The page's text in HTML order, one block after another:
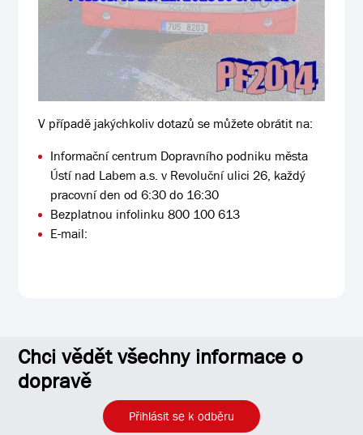
V případě jakýchkoliv dotazů se můžete obrátit na:
Informační centrum Dopravního podniku města
Ústí nad Labem a.s. v Revoluční ulici 26, každý
pracovní den od 6:30 do 16:30
Bezplatnou infolinku 800 100 613
E-mail:
Chci vědět všechny informace o
dopravě
Přihlásit se k odběru